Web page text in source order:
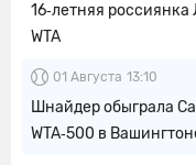
16‑летняя
WTA
01 Августа 13:10
Шнайдер обыграла
WTA‑500 в